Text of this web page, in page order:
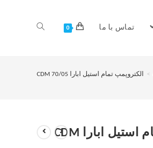
تماس با ما 0
> الکتروپمپ تمام استیل ابارا CDM 70/05
الکتروپمپ تمام استیل ابارا CDM